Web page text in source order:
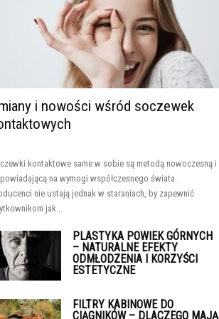
i nowości wśród soczewek
kontaktowe same w sobie są metodą nowoczesną i
na wymogi współczesnego świata.
nie ustają jednak w staraniach, by zapewnić
jak...
PLASTYKA POWIEK GÓRNYCH
– NATURALNE EFEKTY
ODMŁODZENIA I KORZYŚCI
ESTETYCZNE
FILTRY KABINOWE DO
CIĄGNIKÓW – DLACZEGO MAJĄ